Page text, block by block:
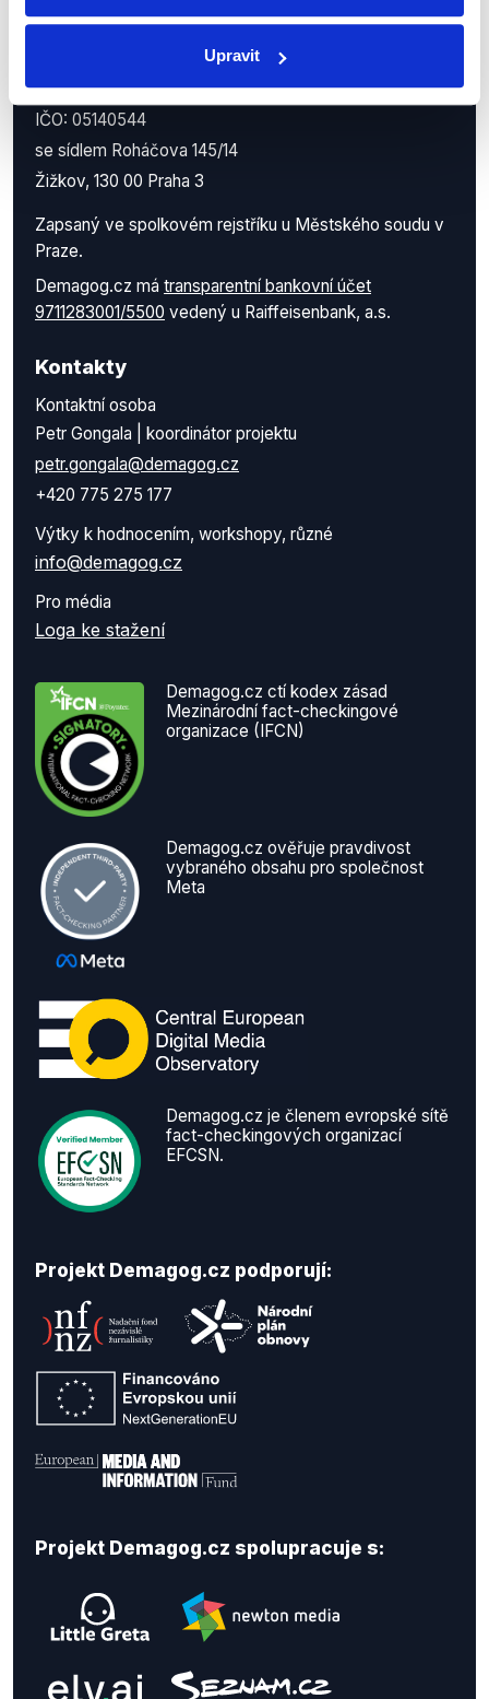
Upravit
IČO: 05140544
se sídlem Roháčova 145/14
Žižkov, 130 00 Praha 3
Zapsaný ve spolkovém rejstříku u Městského soudu v
Praze.
Demagog.cz má transparentní bankovní účet
9711283001/5500 vedený u Raiffeisenbank, a.s.
Kontakty
Kontaktní osoba
Petr Gongala | koordinátor projektu
petr.gongala@demagog.cz
+420 775 275 177
Výtky k hodnocením, workshopy, různé
info@demagog.cz
Pro média
Loga ke stažení
Demagog.cz ctí kodex zásad
Mezinárodní fact-checkingové
organizace (IFCN)
Demagog.cz ověřuje pravdivost
vybraného obsahu pro společnost
Meta
Demagog.cz je členem evropské sítě
fact-checkingových organizací
EFCSN.
Projekt Demagog.cz podporují:
Projekt Demagog.cz spolupracuje s: